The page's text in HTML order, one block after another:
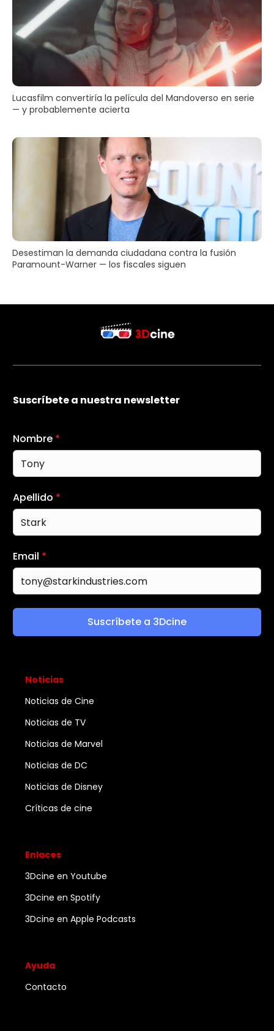
Lucasfilm convertiría la película del Mandoverso en serie
— y probablemente acierta
Desestiman la demanda ciudadana contra la fusión
Paramount-Warner — los fiscales siguen
Suscríbete a nuestra newsletter
Nombre *
Apellido *
Email *
Suscríbete a 3Dcine
Noticias
Noticias de Cine
Noticias de TV
Noticias de Marvel
Noticias de DC
Noticias de Disney
Críticas de cine
Enlaces
3Dcine en Youtube
3Dcine en Spotify
3Dcine en Apple Podcasts
Ayuda
Contacto